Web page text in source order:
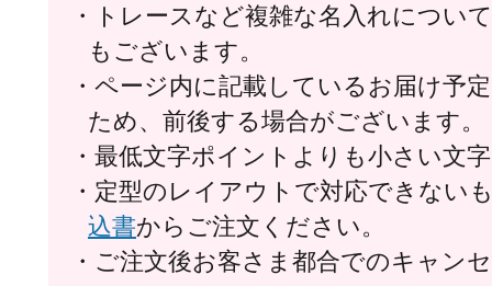
トレースなど複雑な名入れについ
もございます。
ページ内に記載しているお届け予
ため、前後する場合がございます。
最低文字ポイントよりも小さい文
定型のレイアウトで対応できない
込書からご注文ください。
ご注文後お客さま都合でのキャン